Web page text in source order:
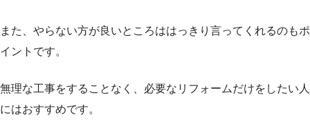
また、やらない方が良いところははっきり言ってくれるのもポ
イントです。
無理な工事をすることなく、必要なリフォームだけをしたい人
にはおすすめです。